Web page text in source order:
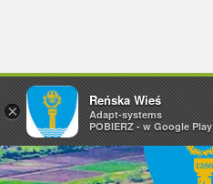
×
Reńska Wieś
Adapt-systems
POBIERZ - w Google Play